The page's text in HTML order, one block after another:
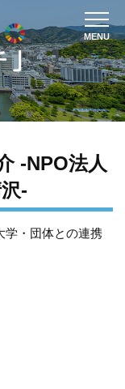
MENU
-NPO法人
-
学・団体との連携